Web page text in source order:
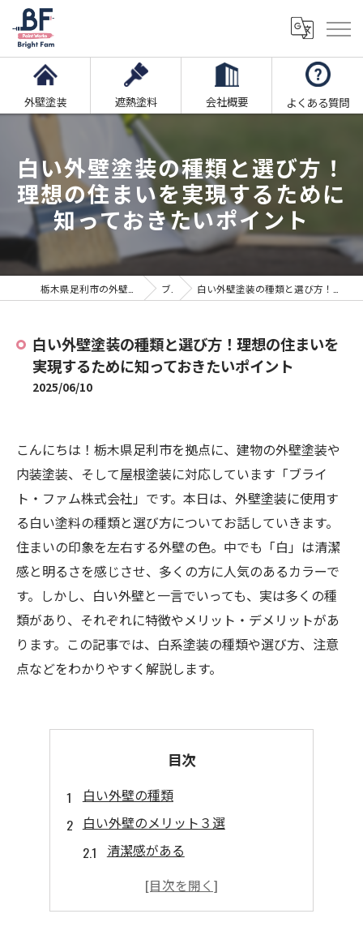
外壁塗装 遮熱塗料 会社概要 よくある質問
白い外壁塗装の種類と選び方！
理想の住まいを実現するために
知っておきたいポイント
ブログ 白い外壁塗装の種類と選び方！理想の住まいを実現するために知っておきたいポイント
白い外壁塗装の種類と選び方！理想の住まいを
実現するために知っておきたいポイント
2025/06/10
こんにちは！栃木県足利市を拠点に、建物の外壁塗装や
内装塗装、そして屋根塗装に対応しています「ブライ
ト・ファム株式会社」です。本日は、外壁塗装に使用す
る白い塗料の種類と選び方についてお話していきます。
住まいの印象を左右する外壁の色。中でも「白」は清潔
感と明るさを感じさせ、多くの方に人気のあるカラーで
す。しかし、白い外壁と一言でいっても、実は多くの種
類があり、それぞれに特徴やメリット・デメリットがあ
ります。この記事では、白系塗装の種類や選び方、注意
点などをわかりやすく解説します。
目次
白い外壁の種類
白い外壁のメリット３選
清潔感がある
光を反射しやすい